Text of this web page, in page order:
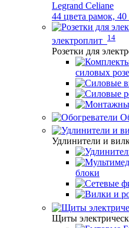
Legrand Celiane
44 цвета рамок,
электроплит 14
Розетки для
силовых
Удлинители и
блоки
Щиты